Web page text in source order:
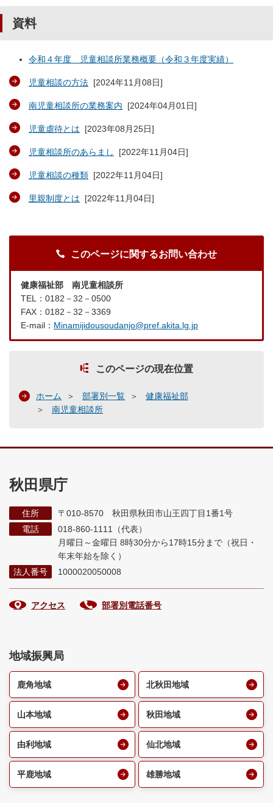
資料
令和４年度 児童相談所業務概要（令和３年度実績）
児童相談の方法 [2024年11月08日]
南児童相談所の業務案内 [2024年04月01日]
児童虐待とは [2023年08月25日]
児童相談所のあらまし [2022年11月04日]
児童相談の種類 [2022年11月04日]
里親制度とは [2022年11月04日]
このページに関するお問い合わせ
健康福祉部 南児童相談所
TEL：0182－32－0500
FAX：0182－32－3369
E-mail： Minamijidousoudanjo@pref.akita.lg.jp
このページの現在位置
ホーム 部署別一覧
健康福祉部
南児童相談所
秋田県庁
住所
〒010-8570 秋田県秋田市山王四丁目1番1号
電話
018-860-1111（代表）
月曜日～金曜日 8時30分から17時15分まで （祝日・
年末年始を除く）
法人番号
1000020050008
アクセス 部署別電話番号
地域振興局
鹿角地域 北秋田地域
山本地域 秋田地域
由利地域 仙北地域
平鹿地域 雄勝地域